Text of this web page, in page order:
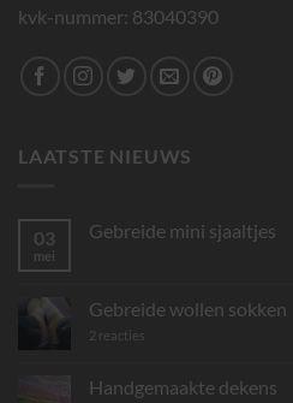
kvk-nummer: 83040390
LAATSTE NIEUWS
03
mei
Gebreide mini sjaaltjes
Gebreide
mini
sjaaltjes
Gebreide wollen sokken
2 reacties
Handgemaakte dekens